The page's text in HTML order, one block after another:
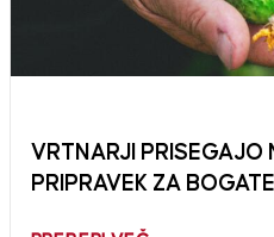
VRTNARJI PRISEGAJO
PRIPRAVEK ZA